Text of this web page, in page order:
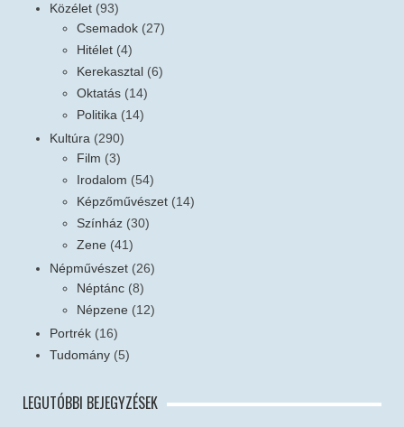
Közélet (93)
Csemadok (27)
Hitélet (4)
Kerekasztal (6)
Oktatás (14)
Politika (14)
Kultúra (290)
Film (3)
Irodalom (54)
Képzőművészet (14)
Színház (30)
Zene (41)
Népművészet (26)
Néptánc (8)
Népzene (12)
Portrék (16)
Tudomány (5)
LEGUTÓBBI BEJEGYZÉSEK